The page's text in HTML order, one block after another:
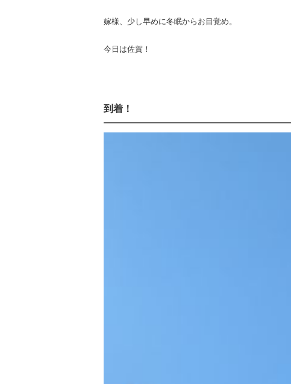
嫁様、少し早めに冬眠からお目覚め。
今日は佐賀！
到着！